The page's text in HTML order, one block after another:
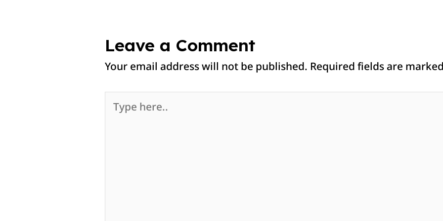
Leave a Comment
Your email address will not be published. Required fields are
Type
here..